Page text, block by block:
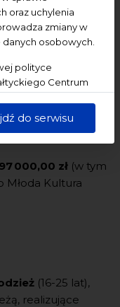
oraz uchylenia
zmiany w
osobowych.
polityce
Centrum
z należytą
przepisami.
do serwisu
Centrum
– 2028-11-15
000,00 zł (w tym
Młoda Kultura
(16-25 lat),
realizujące